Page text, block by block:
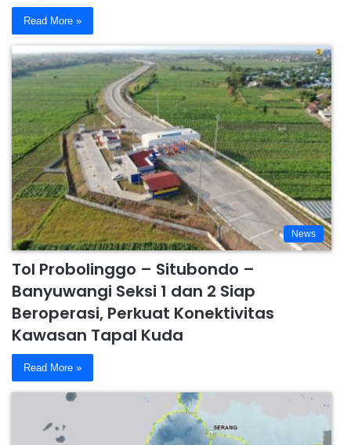
Read More »
News
Tol Probolinggo – Situbondo –
Banyuwangi Seksi 1 dan 2 Siap
Beroperasi, Perkuat Konektivitas
Kawasan Tapal Kuda
Read More »